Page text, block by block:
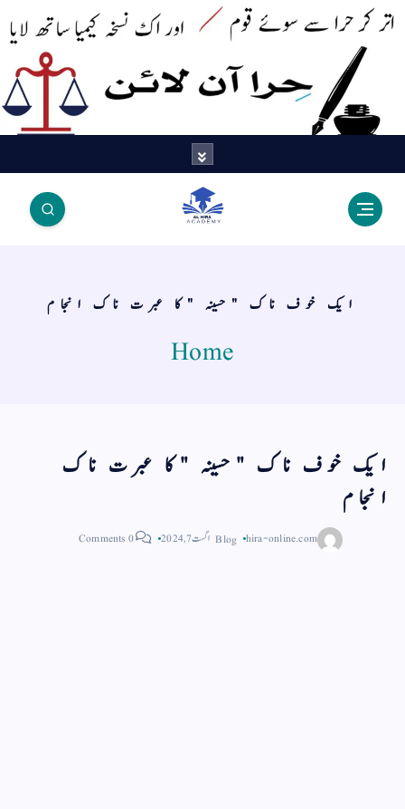
اک نسخہ کیمیا ساتھ لایا
ایک خوف ناک "حسینہ "کا عبرت ناک انجام
Home
ایک خوف ناک "حسینہ "کا عبرت ناک
انجام
hira-online.com
Blog اگست 7, 2024 0 Comments